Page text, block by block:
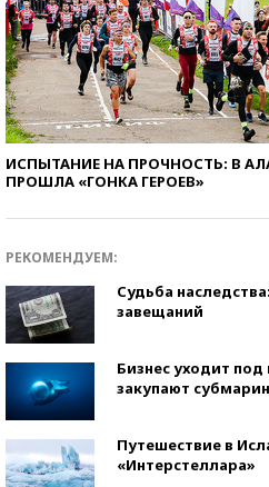
ИСПЫТАНИЕ НА ПРОЧНОСТЬ: В
ПРОШЛА «ГОНКА ГЕРОЕВ»
РЕКОМЕНДУЕМ:
Судьба
завещаний
Бизнес уходит
закупают
Путешествие в
«Интерстеллара»